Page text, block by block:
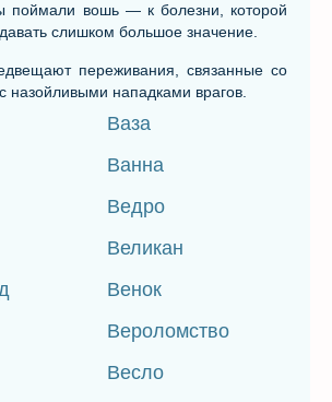
поймали вошь — к болезни, которой
слишком большое значение.
переживания, связанные со
назойливыми нападками врагов.
Ваза
Ванна
Ведро
Великан
Венок
Вероломство
Весло